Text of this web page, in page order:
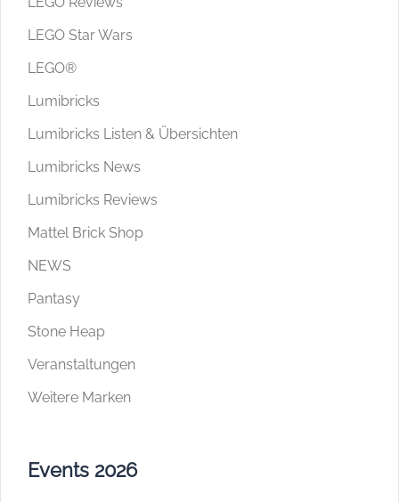
LEGO Star Wars
LEGO®
Lumibricks
Lumibricks Listen & Übersichten
Lumibricks News
Lumibricks Reviews
Mattel Brick Shop
NEWS
Pantasy
Stone Heap
Veranstaltungen
Weitere Marken
Events 2026